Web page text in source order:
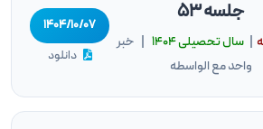
جلسه 53
|سال تحصيلى ۱۴۰۴
| خبر
واحد مع الواسطه
۱۴۰۴/۱۰/۰۷
دانلود